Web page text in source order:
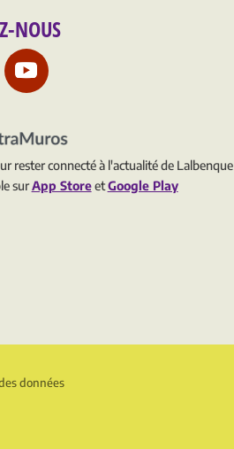
NOUS
rester connecté à l'actualité de Lalbenque
surApp StoreetGoogle Play
données